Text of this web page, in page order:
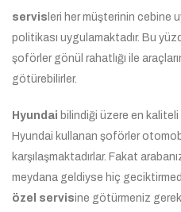
servis leri her müşterinin cebine
politikası uygulamaktadır. Bu
şoförler gönül rahatlığı ile
götürebilirler.
Hyundai bilindiği üzere en
Hyundai kullanan şoförler
karşılaşmaktadırlar. Fakat
meydana geldiyse hiç
özel servisine götürmeniz